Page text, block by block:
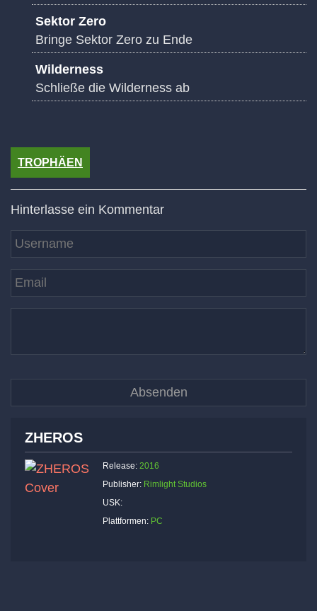
Sektor Zero
Bringe Sektor Zero zu Ende
Wilderness
Schließe die Wilderness ab
TROPHÄEN
Hinterlasse ein Kommentar
ZHEROS
Release: 2016
Publisher: Rimlight Studios
USK:
Plattformen: PC